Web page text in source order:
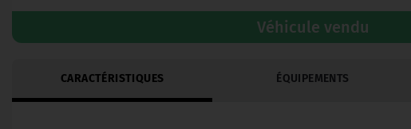
Véhicule vendu
CARACTÉRISTIQUES ÉQUIPEMENTS